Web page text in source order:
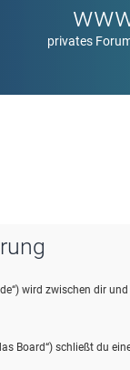
privates
wird zwischen dir
Board“) schließt du